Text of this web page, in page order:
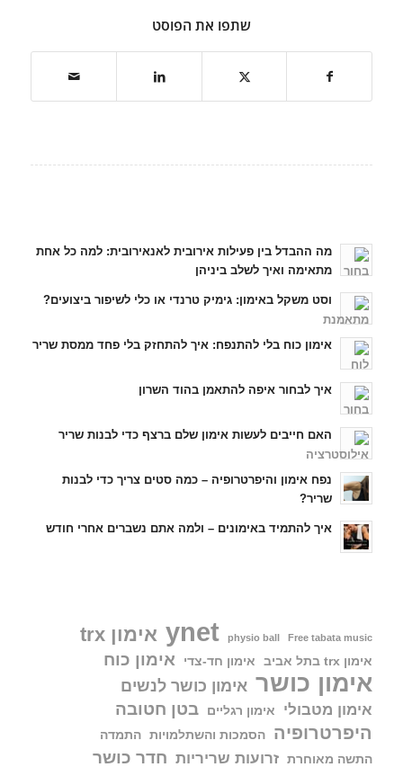
שתפו את הפוסט
מה ההבדל בין פעילות אירובית לאנאירובית: למה כל אחת
מתאימה ואיך לשלב ביניהן
וסט משקל באימון: גימיק טרנדי או כלי לשיפור ביצועים?
אימון כוח בלי להתנפח: איך להתחזק בלי פחד ממסת שריר
איך לבחור איפה להתאמן בהוד השרון
האם חייבים לעשות אימון שלם ברצף כדי לבנות שריר
נפח אימון והיפרטרופיה – כמה סטים צריך כדי לבנות
שריר?
איך להתמיד באימונים – ולמה אתם נשברים אחרי חודש
Free tabata music
physio ball
ynet אימון trx
אימון trx בתל אביב אימון חד-צדי אימון כוח
אימון כושר אימון כושר לנשים
אימון מטבולי אימון רגליים
בטן חטובה
היפרטרופיה
הסמכות והשתלמויות
התמדה
התשה מאוחרת
זרועות שריריות חדר כושר